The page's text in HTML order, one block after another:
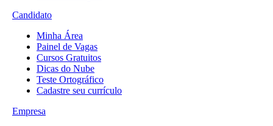
Candidato
Minha Área
Painel de Vagas
Cursos Gratuitos
Dicas do Nube
Teste Ortográfico
Cadastre seu currículo
Empresa